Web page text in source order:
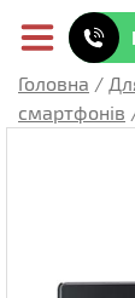
Головна /
смартфонів